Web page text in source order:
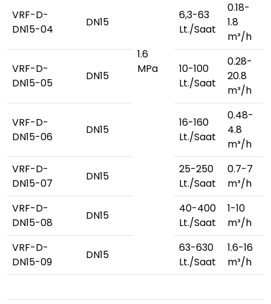
1.6
MPa
VRF-D-
DN15-04
DN15
6,3-63
Lt./Saat
0.18-
1.8
m³/h
VRF-D-
DN15-05
DN15
10-100
Lt./Saat
0.28-
20.8
m³/h
VRF-D-
DN15-06
DN15
16-160
Lt./Saat
0.48-
4.8
m³/h
VRF-D-
DN15-07
DN15
25-250
Lt./Saat
0.7-7
m³/h
VRF-D-
DN15-08
DN15
40-400
Lt./Saat
1-10
m³/h
VRF-D-
DN15-09
DN15
63-630
Lt./Saat
1.6-16
m³/h